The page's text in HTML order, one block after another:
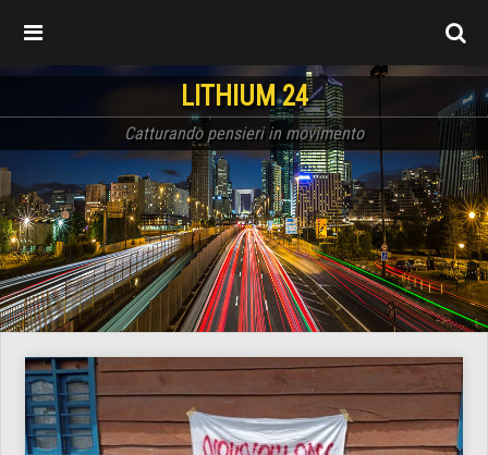
LITHIUM 24
Catturando pensieri in movimento